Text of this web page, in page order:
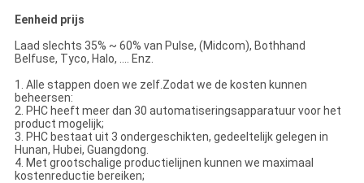
Eenheid prijs
Laad slechts 35% ~ 60% van Pulse, (Midcom), Bothhand
Belfuse, Tyco, Halo, .... Enz.
1. Alle stappen doen we zelf.Zodat we de kosten kunnen
beheersen:
2. PHC heeft meer dan 30 automatiseringsapparatuur voor het
product mogelijk;
3. PHC bestaat uit 3 ondergeschikten, gedeeltelijk gelegen in
Hunan, Hubei, Guangdong.
4. Met grootschalige productielijnen kunnen we maximaal
kostenreductie bereiken;